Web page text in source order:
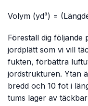
Volym (yd³) =
Föreställ dig följande
jordplätt som vi vill
fukten, förbättra
jordstrukturen. Ytan
bredd och 10 fot i
tums lager av